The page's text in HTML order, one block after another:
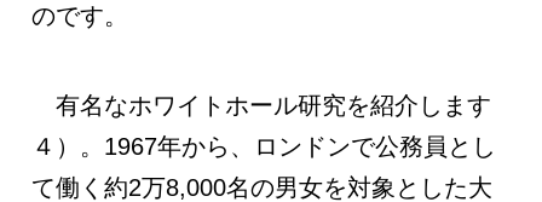
のです。
有名なホワイトホール研究を紹介します
４）。1967年から、ロンドンで公務員とし
て働く約2万8,000名の男女を対象とした大